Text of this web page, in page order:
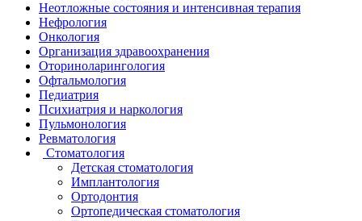
Неотложные состояния и интенсивная терапия
Нефрология
Онкология
Организация здравоохранения
Оториноларингология
Офтальмология
Педиатрия
Психиатрия и наркология
Пульмонология
Ревматология
Стоматология
Детская стоматология
Имплантология
Ортодонтия
Ортопедическая стоматология